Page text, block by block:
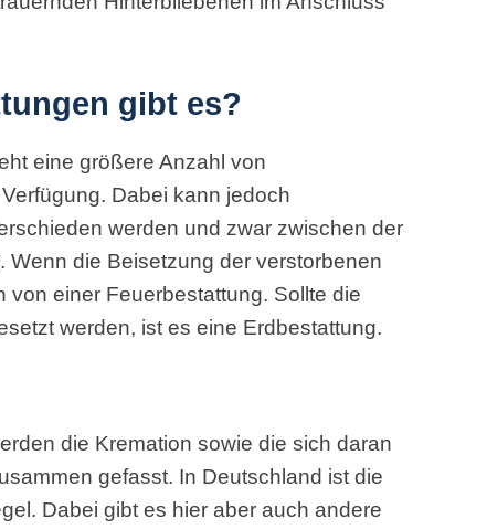
gibt es?
eine größere Anzahl von
Dabei kann jedoch
werden und zwar zwischen der
die Beisetzung der verstorbenen
von einer Feuerbestattung. Sollte die
werden, ist es eine Erdbestattung.
die Kremation sowie die sich daran
gefasst. In Deutschland ist die
Dabei gibt es hier aber auch andere